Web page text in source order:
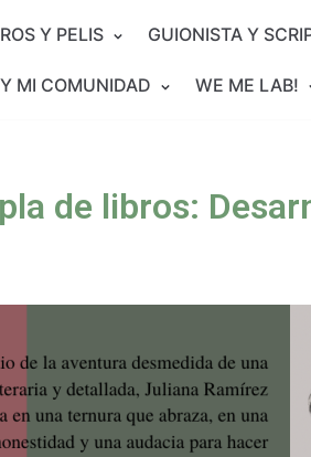
Y PELIS GUIONISTA Y
MI COMUNIDAD WE ME LAB!
de libros: